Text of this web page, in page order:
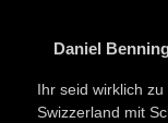
Daniel
Ihr seid wirklich
Swizzerland mit